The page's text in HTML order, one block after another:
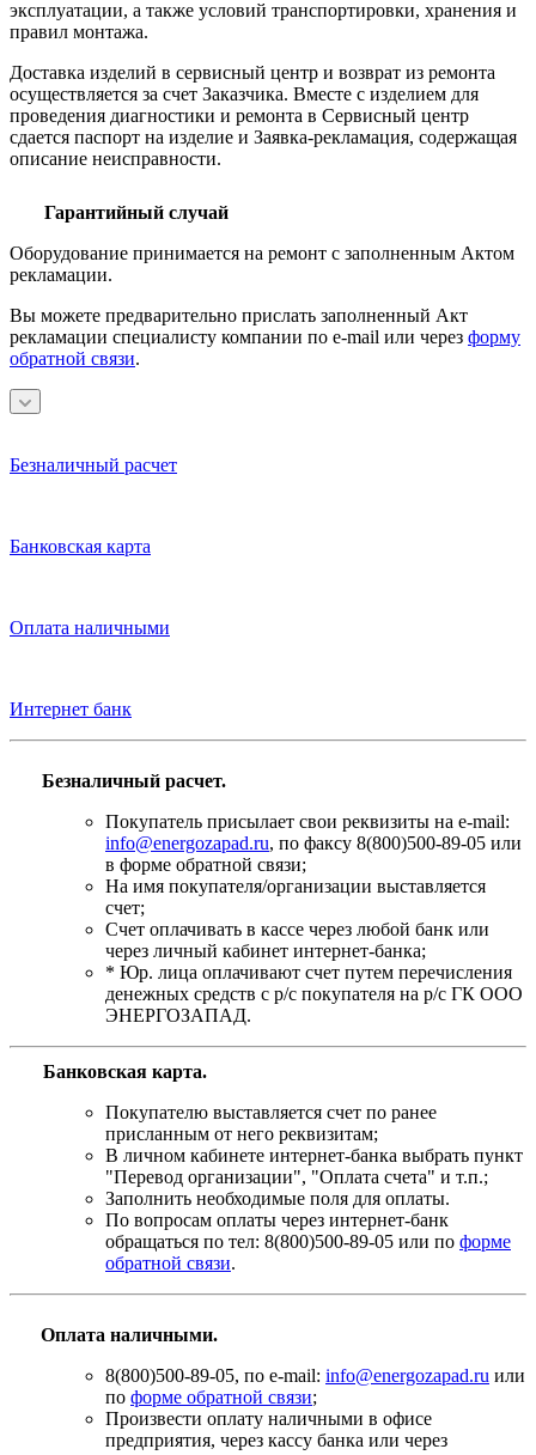
эксплуатации, а также условий транспортировки, хранения и
правил монтажа.
Доставка изделий в сервисный центр и возврат из ремонта
осуществляется за счет Заказчика. Вместе с изделием для
проведения диагностики и ремонта в Сервисный центр
сдается паспорт на изделие и Заявка-рекламация, содержащая
описание неисправности.
Гарантийный случай
Оборудование принимается на ремонт с заполненным Актом
рекламации.
Вы можете предварительно прислать заполненный Акт
рекламации специалисту компании по e-mail или через форму
обратной связи.
Безналичный расчет
Банковская карта
Оплата наличными
Интернет банк
Безналичный расчет.
Покупатель присылает свои реквизиты на e-mail:
info@energozapad.ru, по факсу 8(800)500-89-05 или
в форме обратной связи;
На имя покупателя/организации выставляется
счет;
Счет оплачивать в кассе через любой банк или
через личный кабинет интернет-банка;
* Юр. лица оплачивают счет путем перечисления
денежных средств с р/с покупателя на р/с ГК ООО
ЭНЕРГОЗАПАД.
Банковская карта.
Покупателю выставляется счет по ранее
присланным от него реквизитам;
В личном кабинете интернет-банка выбрать пункт
"Перевод организации", "Оплата счета" и т.п.;
Заполнить необходимые поля для оплаты.
По вопросам оплаты через интернет-банк
обращаться по тел: 8(800)500-89-05 или по форме
обратной связи.
Оплата наличными.
8(800)500-89-05, по e-mail: info@energozapad.ru или
по форме обратной связи;
Произвести оплату наличными в офисе
предприятия, через кассу банка или через